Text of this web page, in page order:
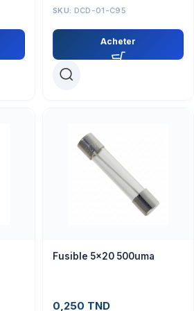
SKU: DCD-01-C95
Acheter
Fusible 5×20 500uma
0,250 TND